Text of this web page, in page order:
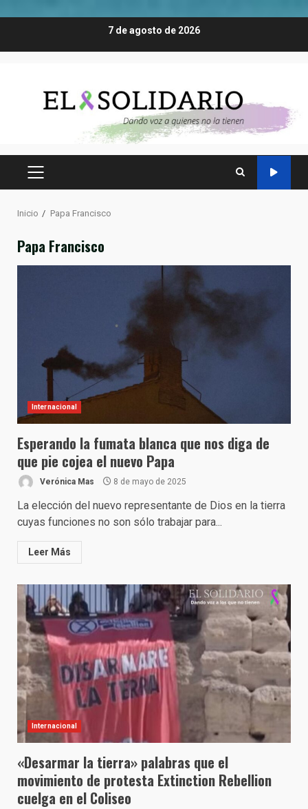
7 de agosto de 2026
MENÚ
Inicio Papa Francisco
Papa Francisco
Internacional
Esperando la fumata blanca que nos diga de
que pie cojea el nuevo Papa
Verónica Mas 8 de mayo de 2025
La elección del nuevo representante de Dios en la tierra
cuyas funciones no son sólo trabajar para...
Leer Más
Internacional
«Desarmar la tierra» palabras que el
movimiento de protesta Extinction Rebellion
cuelga en el Coliseo